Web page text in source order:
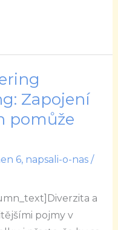
Zapojení
pomůže
6, napsali-o-nas/
a
pojmy v